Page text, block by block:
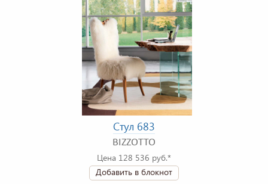
Стул 683
BIZZOTTO
Цена 128 536 руб.*
Добавить в блокнот